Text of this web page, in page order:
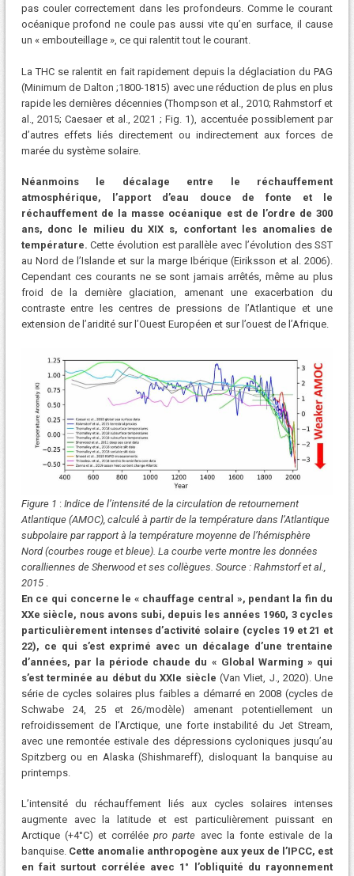
pas couler correctement dans les profondeurs. Comme le courant
océanique profond ne coule pas aussi vite qu’en surface, il cause
un « embouteillage », ce qui ralentit tout le courant.
La THC se ralentit en fait rapidement depuis la déglaciation du PAG
(Minimum de Dalton ;1800-1815) avec une réduction de plus en plus
rapide les dernières décennies (Thompson et al., 2010; Rahmstorf et
al., 2015; Caesaer et al., 2021 ; Fig. 1), accentuée possiblement par
d’autres effets liés directement ou indirectement aux forces de
marée du système solaire.
Néanmoins le décalage entre le réchauffement
atmosphérique, l’apport d’eau douce de fonte et le
réchauffement de la masse océanique est de l’ordre de 300
ans, donc le milieu du XIX s, confortant les anomalies de
température. Cette évolution est parallèle avec l’évolution des SST
au Nord de l’Islande et sur la marge Ibérique (Eiriksson et al. 2006).
Cependant ces courants ne se sont jamais arrêtés, même au plus
froid de la dernière glaciation, amenant une exacerbation du
contraste entre les centres de pressions de l’Atlantique et une
extension de l’aridité sur l’Ouest Européen et sur l’ouest de l’Afrique.
Figure 1 : Indice de l’intensité de la circulation de retournement
Atlantique (AMOC), calculé à partir de la température dans l’Atlantique
subpolaire par rapport à la température moyenne de l’hémisphère
Nord (courbes rouge et bleue). La courbe verte montre les données
coralliennes de Sherwood et ses collègues. Source : Rahmstorf et al.,
2015
En ce qui concerne le « chauffage central », pendant la fin du
XXe siècle, nous avons subi, depuis les années 1960, 3 cycles
particulièrement intenses d’activité solaire (cycles 19 et 21 et
22), ce qui s’est exprimé avec un décalage d’une trentaine
d’années, par la période chaude du « Global Warming » qui
s’est terminée au début du XXIe siècle (Van Vliet, J., 2020). Une
série de cycles solaires plus faibles a démarré en 2008 (cycles de
Schwabe 24, 25 et 26/modèle) amenant potentiellement un
refroidissement de l’Arctique, une forte instabilité du Jet Stream,
avec une remontée estivale des dépressions cycloniques jusqu’au
Spitzberg ou en Alaska (Shishmareff), disloquant la banquise au
printemps.
L’intensité du réchauffement liés aux cycles solaires intenses
augmente avec la latitude et est particulièrement puissant en
Arctique (+4°C) et corréléepro parte avec la fonte estivale de la
banquise. Cette anomalie anthropogène aux yeux de l’IPCC, est
en fait surtout corrélée avec 1° l’obliquité du rayonnement